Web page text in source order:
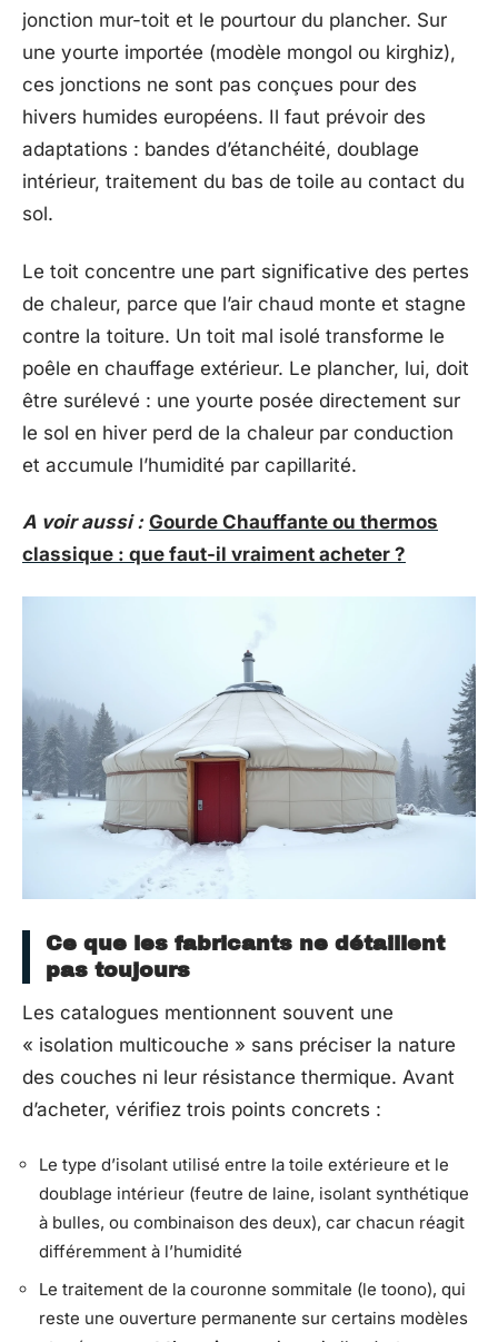
jonction mur-toit et le pourtour du plancher. Sur
une yourte importée (modèle mongol ou kirghiz),
ces jonctions ne sont pas conçues pour des
hivers humides européens. Il faut prévoir des
adaptations : bandes d’étanchéité, doublage
intérieur, traitement du bas de toile au contact du
sol.
Le toit concentre une part significative des pertes
de chaleur, parce que l’air chaud monte et stagne
contre la toiture. Un toit mal isolé transforme le
poêle en chauffage extérieur. Le plancher, lui, doit
être surélevé : une yourte posée directement sur
le sol en hiver perd de la chaleur par conduction
et accumule l’humidité par capillarité.
A voir aussi : Gourde Chauffante ou thermos
classique : que faut-il vraiment acheter ?
Ce que les fabricants ne détaillent
pas toujours
Les catalogues mentionnent souvent une
« isolation multicouche » sans préciser la nature
des couches ni leur résistance thermique. Avant
d’acheter, vérifiez trois points concrets :
Le type d’isolant utilisé entre la toile extérieure et le
doublage intérieur (feutre de laine, isolant synthétique
à bulles, ou combinaison des deux), car chacun réagit
différemment à l’humidité
Le traitement de la couronne sommitale (le toono), qui
reste une ouverture permanente sur certains modèles